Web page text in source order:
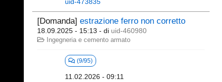
[Domanda] estrazione ferro non corretto
18.09.2025 - 15:13 - di uid-460980
Ingegneria e cemento armato
(9/95)
11.02.2026 - 09:11